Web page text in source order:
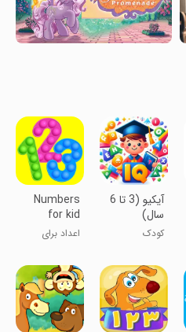
آیکیو (3 تا 6
سال)
کودک
Numbers
for kid
Learn to
count
اعداد برای
۱۲۳